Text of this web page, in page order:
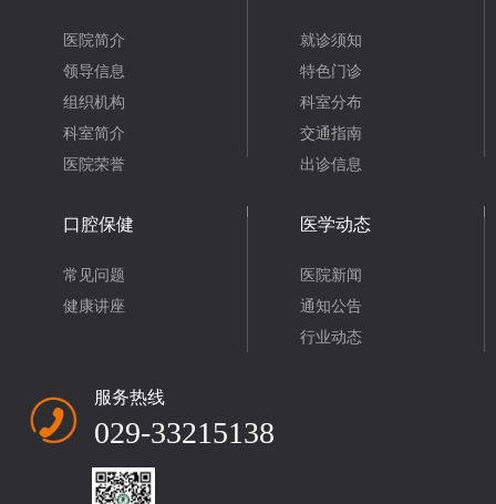
医院简介
领导信息
组织机构
科室简介
医院荣誉
就诊须知
特色门诊
科室分布
交通指南
出诊信息
口腔保健
常见问题
健康讲座
医学动态
医院新闻
通知公告
行业动态
服务热线
029-33215138